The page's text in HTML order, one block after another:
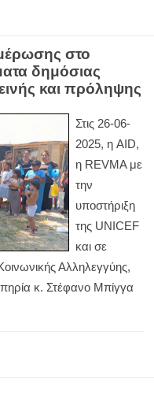
στο
δημόσιας
και πρόληψης
Στις 26-06-
2025, η AID,
η REVMA με
την
υποστήριξη
της UNICEF
και σε
Αλληλεγγύης,
κ. Στέφανο Μπίγγα